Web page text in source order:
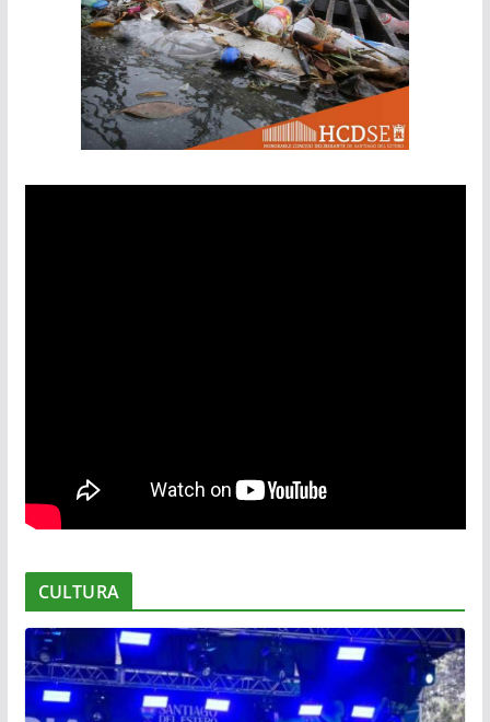
CULTURA